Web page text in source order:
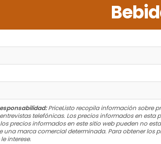
PriceListo recopila información sobre
telefónicas. Los precios informados en esta
precios informados en este sitio web pueden no
una marca comercial determinada. Para obtener los
interese.